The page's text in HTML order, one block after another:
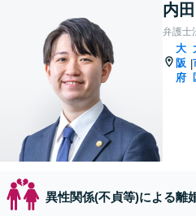
内
弁護士
大
阪
府
|
異性関係(不貞等)による離